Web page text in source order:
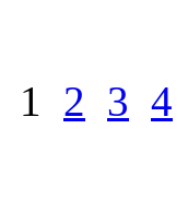
1 2 3 4